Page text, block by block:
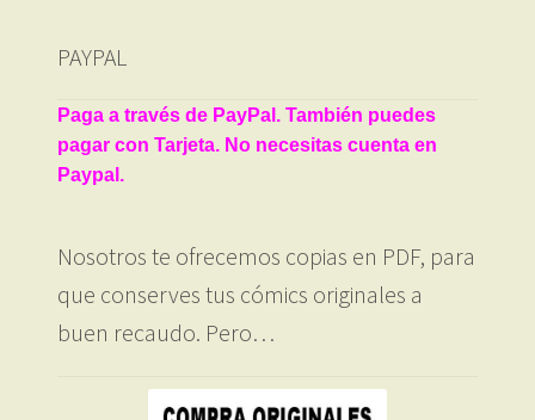
PAYPAL
Paga a través de PayPal. También puedes
pagar con Tarjeta. No necesitas cuenta en
Paypal.
Nosotros te ofrecemos copias en PDF, para
que conserves tus cómics originales a
buen recaudo. Pero…